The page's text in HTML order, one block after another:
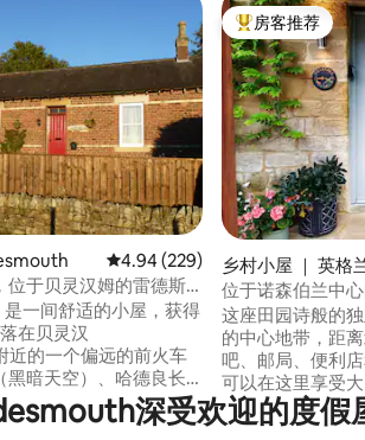
共 266 条评价
平均评分 4.94 分（满分 5 分）
4.94 (229)
位于贝灵汉姆的雷德斯
是一间舒适的小屋，获得
在贝灵汉
近的一个偏远的前火车
黑暗天空）、哈德良长
克斯姆（修道院）、罗
德）、阿尔尼克（城
热门「房客推荐」
房客推荐
乡村小屋 ｜ 英格
位于诺森伯兰中
这座田园诗般的
的中心地带，距
吧、邮局、便利
可以在这里享受
始的石墙、橡木
和加大双人床都
深受欢迎的度假